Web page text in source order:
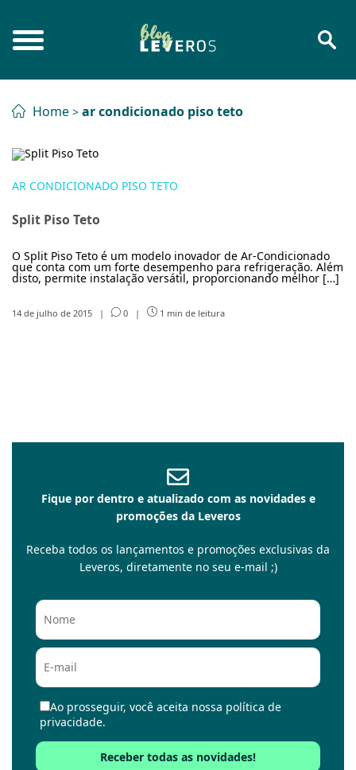
Home > ar condicionado piso teto
AR CONDICIONADO PISO TETO
Split Piso Teto
O Split Piso Teto é um modelo inovador de Ar-Condicionado
que conta com um forte desempenho para refrigeração. Além
disto, permite instalação versátil, proporcionando melhor […]
14 de julho de 2015 | 0 | 1 min de leitura
Fique por dentro e atualizado com as novidades e
promoções da Leveros
Receba todos os lançamentos e promoções exclusivas da
Leveros, diretamente no seu e-mail ;)
Ao prosseguir, você aceita nossa política de
privacidade.